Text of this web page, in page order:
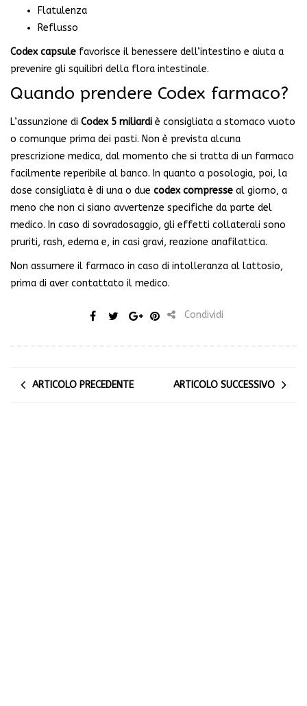
Flatulenza
Reflusso
Codex capsule favorisce il benessere dell’intestino e aiuta a
prevenire gli squilibri della flora intestinale.
Quando prendere Codex farmaco?
L’assunzione di Codex 5 miliardi è consigliata a stomaco vuoto
o comunque prima dei pasti. Non è prevista alcuna
prescrizione medica, dal momento che si tratta di un farmaco
facilmente reperibile al banco. In quanto a posologia, poi, la
dose consigliata è di una o due codex compresse al giorno, a
meno che non ci siano avvertenze specifiche da parte del
medico. In caso di sovradosaggio, gli effetti collaterali sono
pruriti, rash, edema e, in casi gravi, reazione anafilattica.
Non assumere il farmaco in caso di intolleranza al lattosio,
prima di aver contattato il medico.
Condividi
ARTICOLO PRECEDENTE ARTICOLO SUCCESSIVO